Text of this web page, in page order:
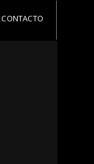
CONTACTO